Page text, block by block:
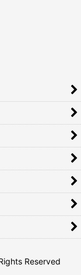
Reserved